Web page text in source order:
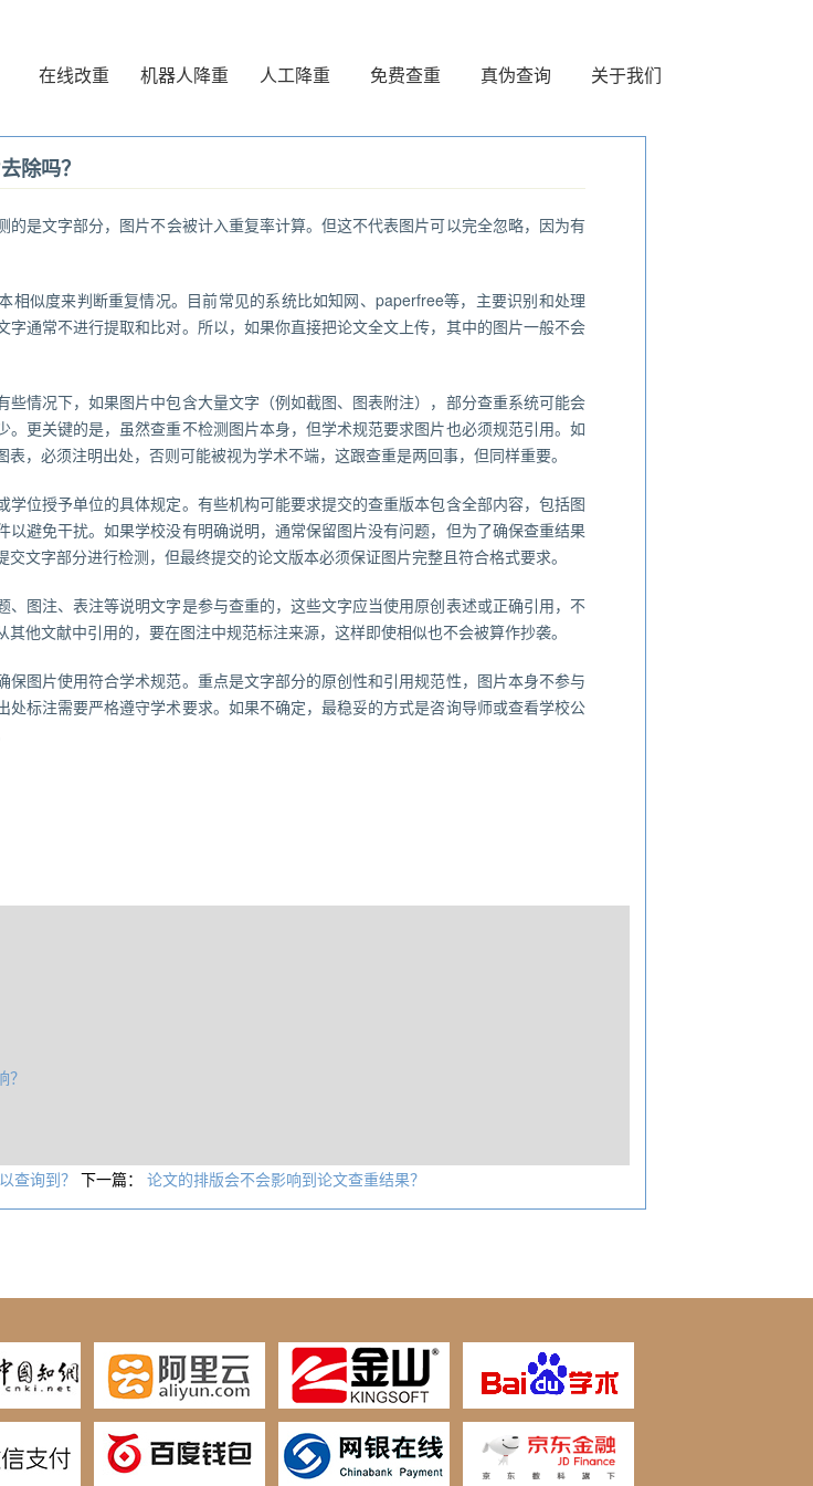
在线改重 机器人降重 人工降重 免费查重 真伪查询 关于我们
除吗？
的是文字部分，图片不会被计入重复率计算。但这不代表图片可以完全忽略，因为有
相似度来判断重复情况。目前常见的系统比如知网、paperfree等，主要识别和处理
字通常不进行提取和比对。所以，如果你直接把论文全文上传，其中的图片一般不会
些情况下，如果图片中包含大量文字（例如截图、图表附注），部分查重系统可能会
。更关键的是，虽然查重不检测图片本身，但学术规范要求图片也必须规范引用。如
，必须注明出处，否则可能被视为学术不端，这跟查重是两回事，但同样重要。
学位授予单位的具体规定。有些机构可能要求提交的查重版本包含全部内容，包括图
以避免干扰。如果学校没有明确说明，通常保留图片没有问题，但为了确保查重结果
文字部分进行检测，但最终提交的论文版本必须保证图片完整且符合格式要求。
、图注、表注等说明文字是参与查重的，这些文字应当使用原创表述或正确引用，不
他文献中引用的，要在图注中规范标注来源，这样即使相似也不会被算作抄袭。
保图片使用符合学术规范。重点是文字部分的原创性和引用规范性，图片本身不参与
处标注需要严格遵守学术要求。如果不确定，最稳妥的方式是咨询导师或查看学校公
查询到？ 下一篇： 论文的排版会不会影响到论文查重结果？